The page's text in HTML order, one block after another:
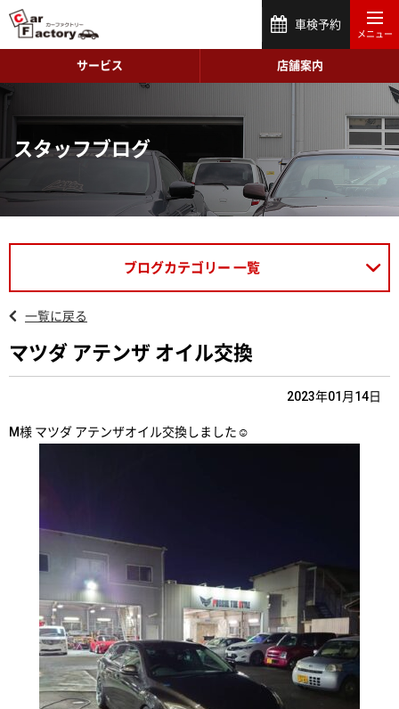
車検予約
サービス 店舗案内
スタッフブログ
ブログカテゴリー 一覧
一覧に戻る
マツダ アテンザ オイル交換
2023年01月14日
M様 マツダ アテンザオイル交換しました☺️